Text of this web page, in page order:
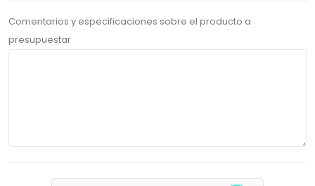
Comentarios y especificaciones sobre el producto a
presupuestar